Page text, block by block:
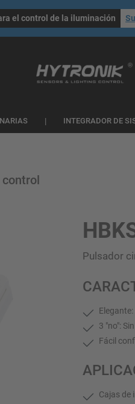
el control de la iluminación
INTEGRADOR DE
Pulsador
3 "no":
Fácil
Cajas de